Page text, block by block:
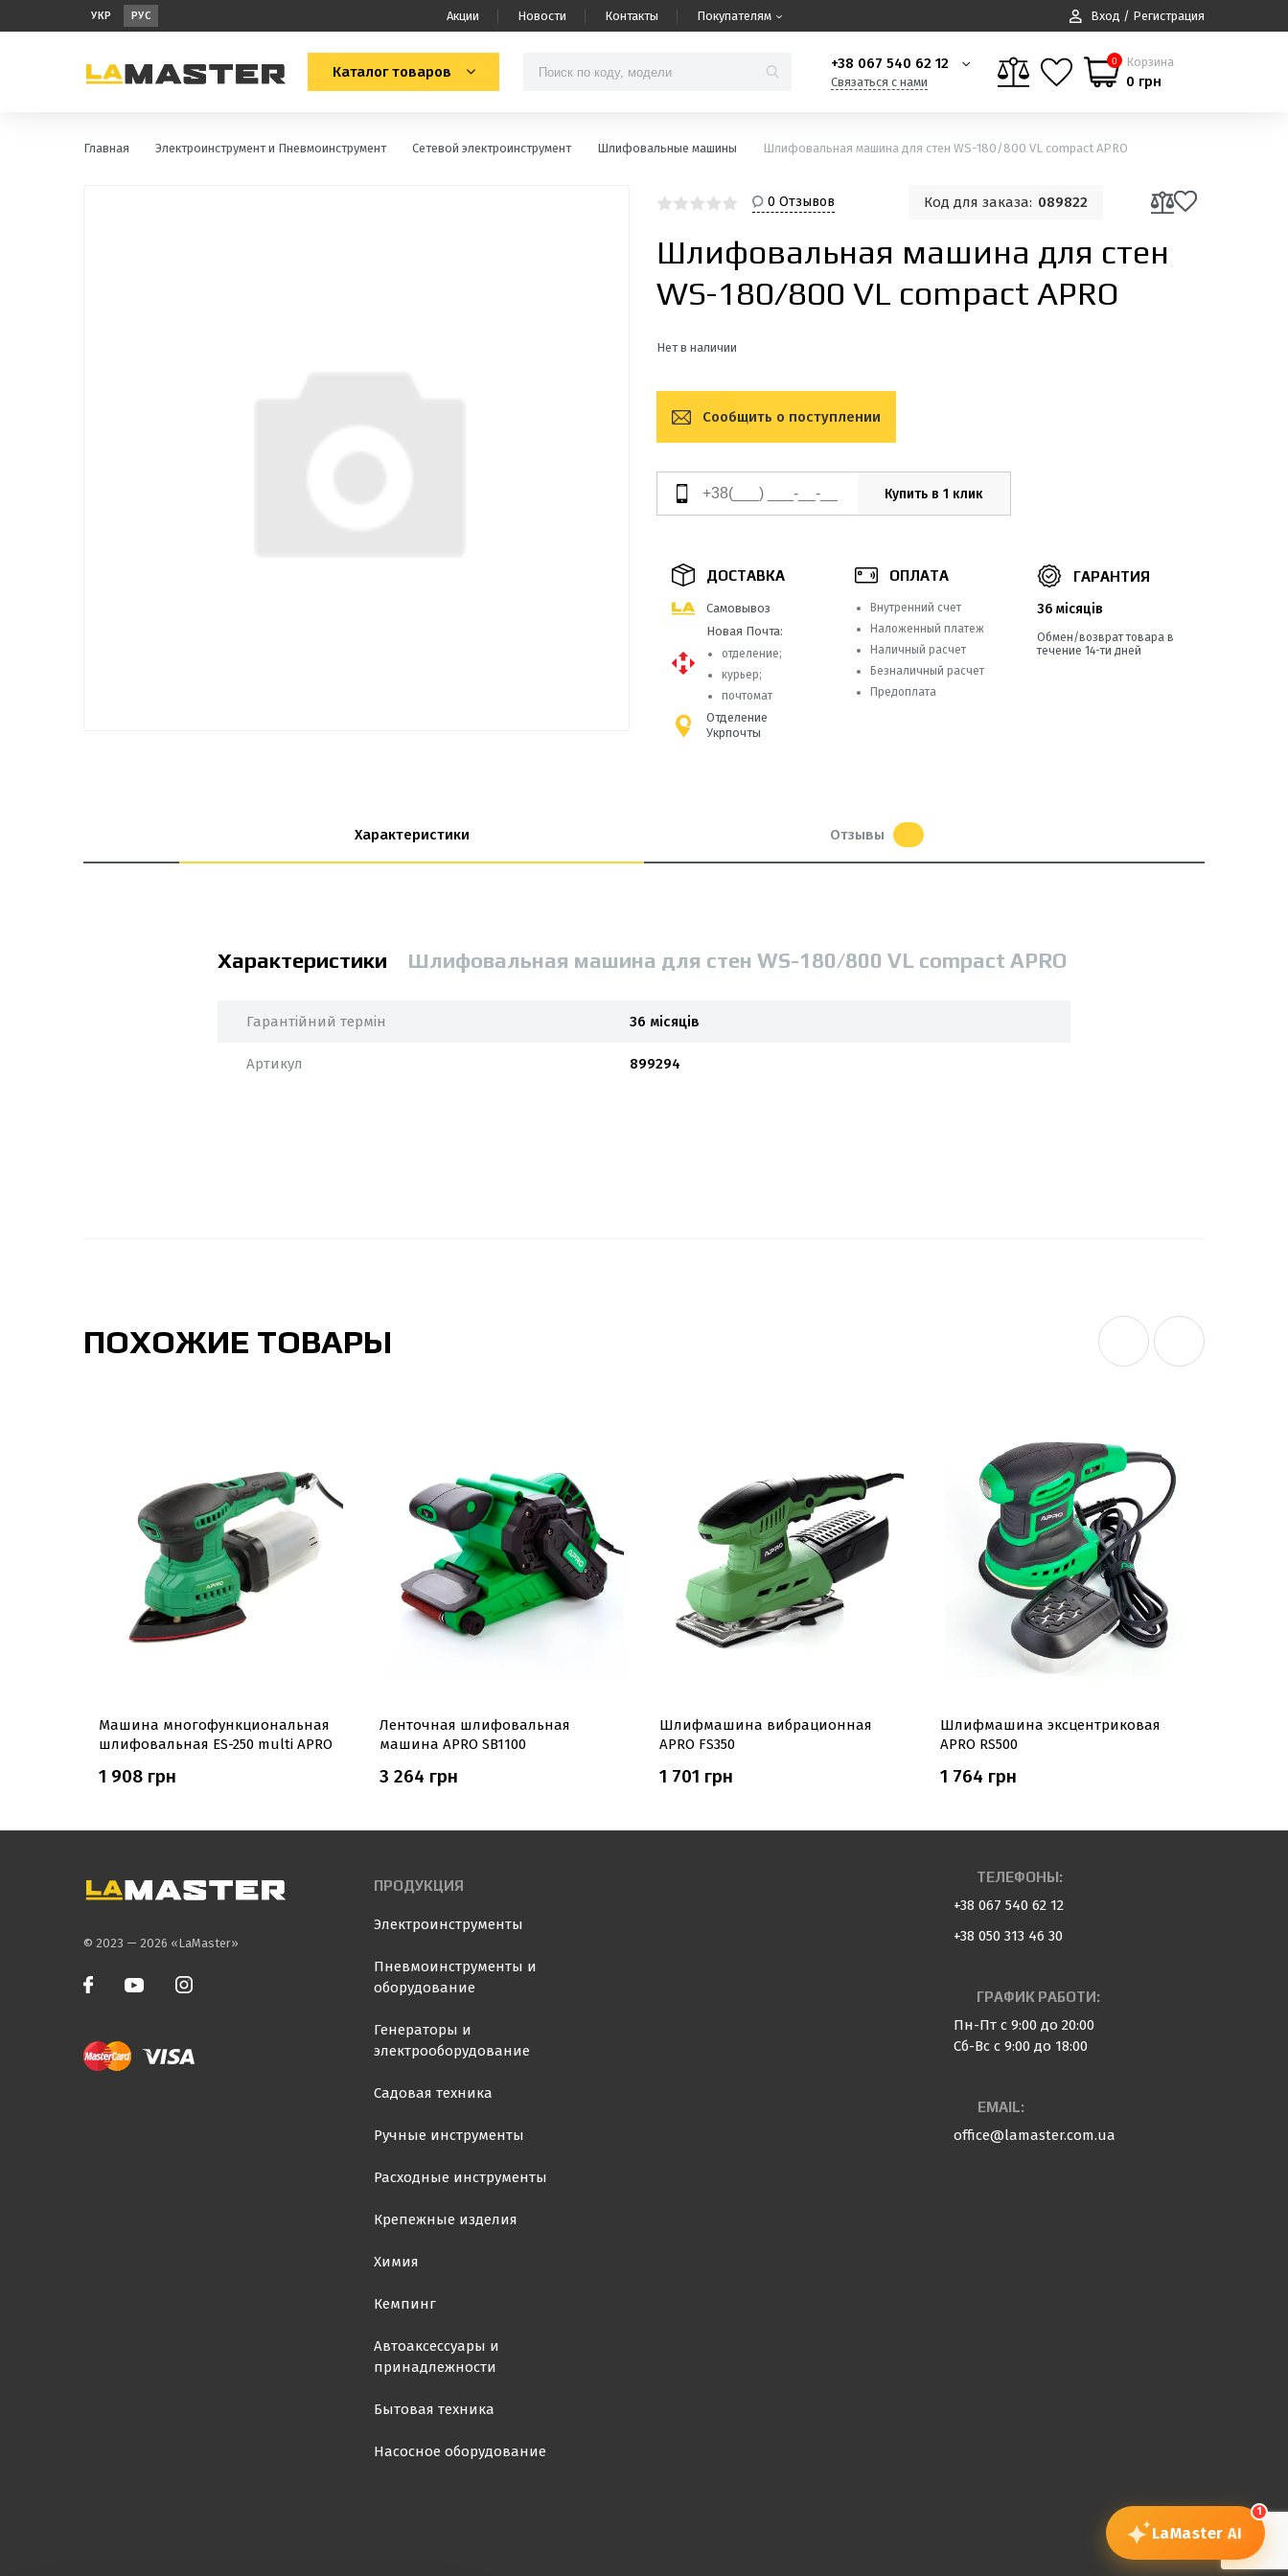
УКР РУС Акции Новости Контакты Покупателям Вход / Регистрация
Каталог товаров
+38 067 540 62 12
Связаться с нами
0 Корзина
0 грн
Главная Электроинструмент и Пневмоинструмент Сетевой электроинструмент Шлифовальные машины Шлифовальная машина для стен WS-180/800 VL compact APRO
0 Отзывов Код для заказа: 089822
Шлифовальная машина для стен
WS-180/800 VL compact APRO
Нет в наличии
Сообщить о поступлении
Купить в 1 клик
ДОСТАВКА
Самовывоз
Новая Почта:
отделение;
курьер;
почтомат
Отделение
Укрпочты
ОПЛАТА
Внутренний счет
Наложенный платеж
Наличный расчет
Безналичный расчет
Предоплата
ГАРАНТИЯ
36 місяців
Обмен/возврат товара в
течение 14-ти дней
Характеристики Отзывы
Характеристики Шлифовальная машина для стен WS-180/800 VL compact APRO
Гарантійний термін 36 місяців
Артикул 899294
ПОХОЖИЕ ТОВАРЫ
Машина многофункциональная
шлифовальная ES-250 multi APRO
1 908 грн
Ленточная шлифовальная
машина APRO SB1100
3 264 грн
Шлифмашина вибрационная
APRO FS350
1 701 грн
Шлифмашина эксцентриковая
APRO RS500
1 764 грн
© 2023 — 2026 «LaMaster»
ПРОДУКЦИЯ
Электроинструменты
Пневмоинструменты и
оборудование
Генераторы и
электрооборудование
Садовая техника
Ручные инструменты
Расходные инструменты
Крепежные изделия
Химия
Кемпинг
Автоаксессуары и
принадлежности
Бытовая техника
Насосное оборудование
ТЕЛЕФОНЫ:
+38 067 540 62 12
+38 050 313 46 30
ГРАФИК РАБОТИ:
Пн-Пт с 9:00 до 20:00
Сб-Вс с 9:00 до 18:00
EMAIL:
office@lamaster.com.ua
1
LaMaster AI